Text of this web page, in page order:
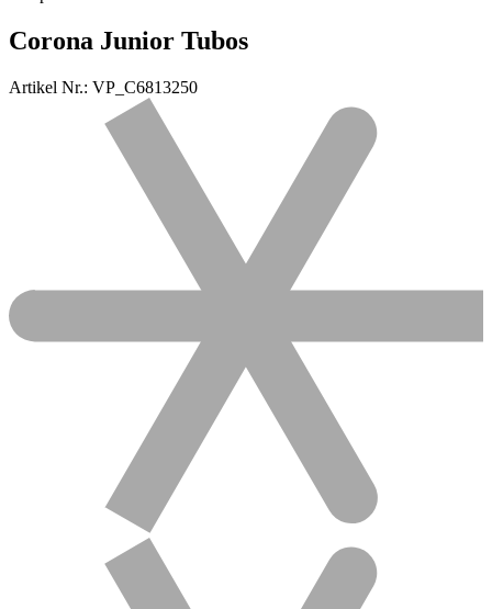
Corona Junior Tubos
Artikel Nr.: VP_C6813250